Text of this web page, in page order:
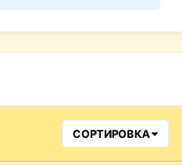
СОРТИРОВКА